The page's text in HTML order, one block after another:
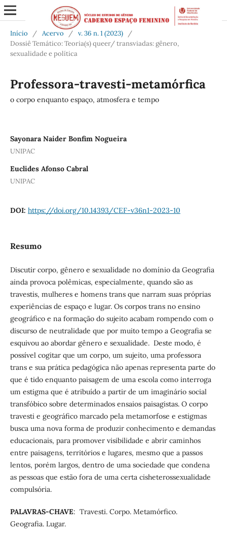
Início / Acervo / v. 36 n. 1 (2023)
/
Dossiê Temático: Teoria(s) queer/ transviadas: gênero,
sexualidade e política
Professora-travesti-metamórfica
o corpo enquanto espaço, atmosfera e tempo
Sayonara Naider Bonfim Nogueira
UNIPAC
Euclides Afonso Cabral
UNIPAC
DOI: https://doi.org/10.14393/CEF-v36n1-2023-10
Resumo
Discutir corpo, gênero e sexualidade no domínio da Geografia
ainda provoca polêmicas, especialmente, quando são as
travestis, mulheres e homens trans que narram suas próprias
experiências de espaço e lugar. Os corpos trans no ensino
geográfico e na formação do sujeito acabam rompendo com o
discurso de neutralidade que por muito tempo a Geografia se
esquivou ao abordar gênero e sexualidade. Deste modo, é
possível cogitar que um corpo, um sujeito, uma professora
trans e sua prática pedagógica não apenas representa parte do
que é tido enquanto paisagem de uma escola como interroga
um estigma que é atribuído a partir de um imaginário social
transfóbico sobre determinados ensaios paisagistas. O corpo
travesti e geográfico marcado pela metamorfose e estigmas
busca uma nova forma de produzir conhecimento e demandas
educacionais, para promover visibilidade e abrir caminhos
entre paisagens, territórios e lugares, mesmo que a passos
lentos, porém largos, dentro de uma sociedade que condena
as pessoas que estão fora de uma certa cisheterossexualidade
compulsória.
PALAVRAS-CHAVE: Travesti. Corpo. Metamórfico.
Geografia. Lugar.